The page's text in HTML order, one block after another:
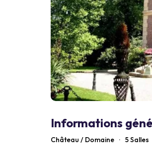
Informations
Château / Domaine · 5 Salles